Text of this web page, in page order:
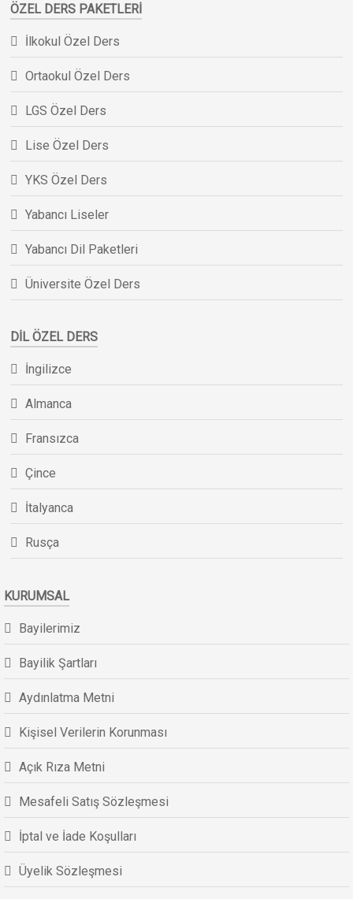
ÖZEL DERS PAKETLERI
İlkokul Özel Ders
Ortaokul Özel Ders
LGS Özel Ders
Lise Özel Ders
YKS Özel Ders
Yabancı Liseler
Yabancı Dil Paketleri
Üniversite Özel Ders
DIL ÖZEL DERS
İngilizce
Almanca
Fransızca
Çince
İtalyanca
Rusça
KURUMSAL
Bayilerimiz
Bayilik Şartları
Aydınlatma Metni
Kişisel Verilerin Korunması
Açık Rıza Metni
Mesafeli Satış Sözleşmesi
İptal ve İade Koşulları
Üyelik Sözleşmesi